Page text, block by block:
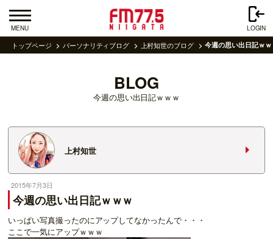
MENU LOGIN
トップページ パーソナリティブログ 上村知世のブログ 今週の思い出日記ｗｗ
BLOG
今週の思い出日記ｗｗｗ
上村知世
2015年7月3日
今週の思い出日記ｗｗｗ
いっぱい写真撮ったのにアップしてなかったんで・・・
ここで一気にアップｗｗｗ